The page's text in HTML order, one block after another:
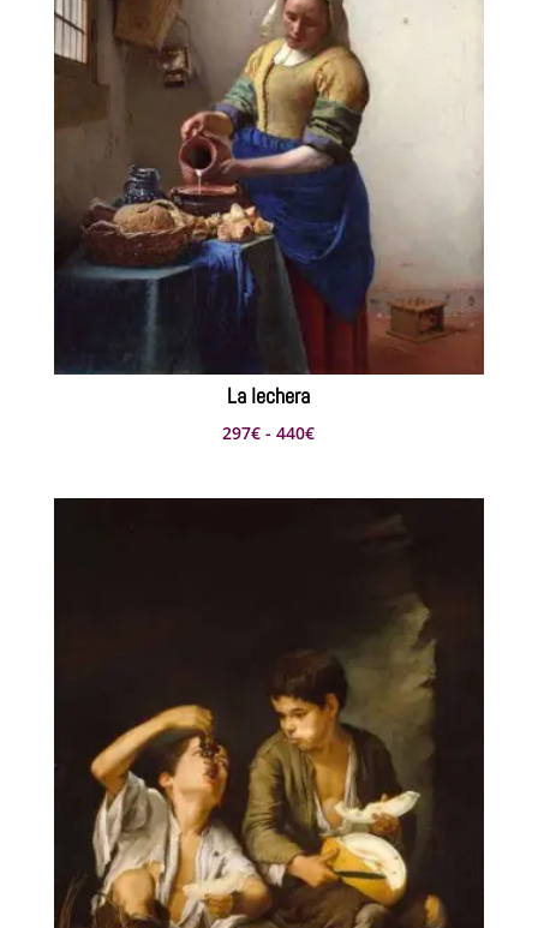
990€
La lechera
297€ - 440€Rango
precios: